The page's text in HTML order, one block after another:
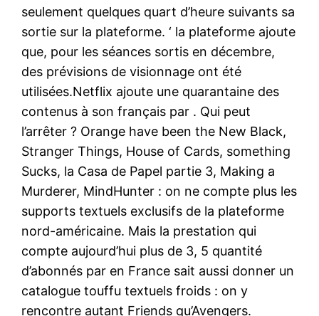
seulement quelques quart d’heure suivants sa
sortie sur la plateforme. ‘ la plateforme ajoute
que, pour les séances sortis en décembre,
des prévisions de visionnage ont été
utilisées.Netflix ajoute une quarantaine des
contenus à son français par . Qui peut
l’arrêter ? Orange have been the New Black,
Stranger Things, House of Cards, something
Sucks, la Casa de Papel partie 3, Making a
Murderer, MindHunter : on ne compte plus les
supports textuels exclusifs de la plateforme
nord-américaine. Mais la prestation qui
compte aujourd’hui plus de 3, 5 quantité
d’abonnés par en France sait aussi donner un
catalogue touffu textuels froids : on y
rencontre autant Friends qu’Avengers.